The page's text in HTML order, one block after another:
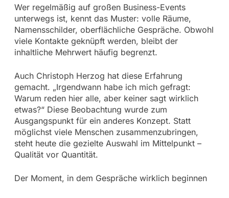
Wer regelmäßig auf großen Business-Events
unterwegs ist, kennt das Muster: volle Räume,
Namensschilder, oberflächliche Gespräche. Obwohl
viele Kontakte geknüpft werden, bleibt der
inhaltliche Mehrwert häufig begrenzt.
Auch Christoph Herzog hat diese Erfahrung
gemacht. „Irgendwann habe ich mich gefragt:
Warum reden hier alle, aber keiner sagt wirklich
etwas?“ Diese Beobachtung wurde zum
Ausgangspunkt für ein anderes Konzept. Statt
möglichst viele Menschen zusammenzubringen,
steht heute die gezielte Auswahl im Mittelpunkt –
Qualität vor Quantität.
Der Moment, in dem Gespräche wirklich beginnen